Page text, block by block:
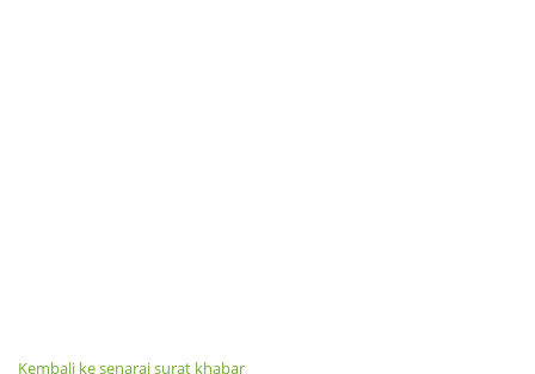
Kembali ke senarai surat khabar